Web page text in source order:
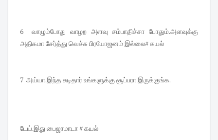
6 வாழும்போது வாழற அளவு சம்பாதிச்சா போதும்.அளவுக்கு
அதிகமா சேர்த்து வெச்சு பிரயோஜனம் இல்லை# கயல்
7 அய்யா.இந்த சுடிதார் உங்களுக்கு சூப்பரா இருக்குங்க.
டேய்.இது பைஜாமாடா # கயல்